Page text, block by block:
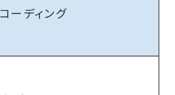
ーディング